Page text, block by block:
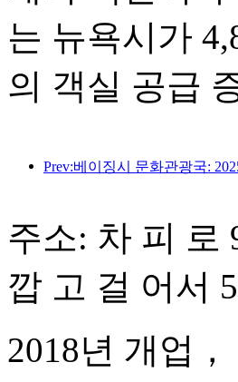
는 뉴욕시가
의 객실 공급
주소: 차 피 로
깝 고 걸 어서
2018년 개업，